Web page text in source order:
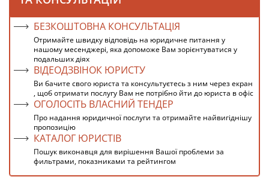
БЕЗКОШТОВНА КОНСУЛЬТАЦІЯ
Отримайте швидку відповідь на юридичне питання у
нашому месенджері, яка допоможе Вам зорієнтуватися у
подальших діях
ВІДЕОДЗВІНОК ЮРИСТУ
Ви бачите свого юриста та консультуєтесь з ним через екран
, щоб отримати послугу Вам не потрібно йти до юриста в офіс
ОГОЛОСІТЬ ВЛАСНИЙ ТЕНДЕР
Про надання юридичної послуги та отримайте найвигіднішу
пропозицію
КАТАЛОГ ЮРИСТІВ
Пошук виконавця для вирішення Вашої проблеми за
фильтрами, показниками та рейтингом